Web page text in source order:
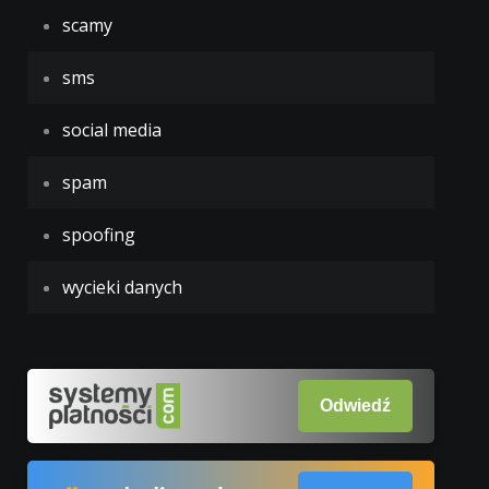
scamy
sms
social media
spam
spoofing
wycieki danych
Odwiedź